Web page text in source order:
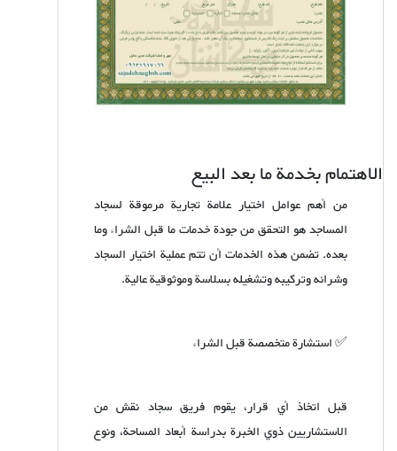
الاهتمام بخدمة ما بعد البيع
من أهم عوامل اختيار علامة تجارية مرموقة لسجاد
المساجد هو التحقق من جودة خدمات ما قبل الشراء وما
بعده. تضمن هذه الخدمات أن تتم عملية اختيار السجاد
وشرائه وتركيبه وتشغيله بسلاسة وموثوقية عالية.
✅ استشارة متخصصة قبل الشراء
قبل اتخاذ أي قرار، يقوم فريق سجاد نقش من
الاستشاريين ذوي الخبرة بدراسة أبعاد المساحة، ونوع